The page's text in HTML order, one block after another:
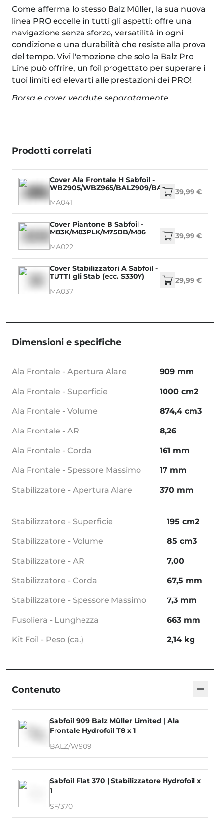
Come afferma lo stesso Balz Müller, la sua nuova
linea PRO eccelle in tutti gli aspetti: offre una
navigazione senza sforzo, versatilità in ogni
condizione e una durabilità che resiste alla prova
del tempo. Vivi l'emozione che solo la Balz Pro
Line può offrire, un foil progettato per superare i
tuoi limiti ed elevarti alle prestazioni dei PRO!
Borsa e cover vendute separatamente
Prodotti correlati
Cover Ala Frontale H Sabfoil -
WBZ905/WBZ965/BALZ909/BALZ969/WM899/
MA041
39,99 €
Cover Piantone B Sabfoil -
M83K/M83PLK/M75BB/M86
MA022
39,99 €
Cover Stabilizzatori A Sabfoil -
TUTTI gli Stab (ecc. S330Y)
MA037
29,99 €
Dimensioni e specifiche
Ala Frontale - Apertura Alare 909 mm
Ala Frontale - Superficie 1000 cm2
Ala Frontale - Volume 874,4 cm3
Ala Frontale - AR 8,26
Ala Frontale - Corda 161 mm
Ala Frontale - Spessore Massimo 17 mm
Stabilizzatore - Apertura Alare 370 mm
Stabilizzatore - Superficie 195 cm2
Stabilizzatore - Volume 85 cm3
Stabilizzatore - AR 7,00
Stabilizzatore - Corda 67,5 mm
Stabilizzatore - Spessore Massimo 7,3 mm
Fusoliera - Lunghezza 663 mm
Kit Foil - Peso (ca.) 2,14 kg
Contenuto −
Sabfoil 909 Balz Müller Limited | Ala
Frontale Hydrofoil T8 x 1
BALZ/W909
Sabfoil Flat 370 | Stabilizzatore Hydrofoil x
1
SF/370